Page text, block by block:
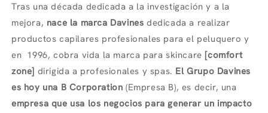
Tras una década dedicada a la investigación y a la
mejora, nace la marca Davinesdedicada a realizar
productos capilares profesionales para el peluquero y
en 1996, cobra vida la marca para skincare [comfort
zone] dirigida a profesionales y spas. El Grupo Davines
es hoy una B Corporation(Empresa B), es decir, una
empresa que usa los negocios para generar un impacto